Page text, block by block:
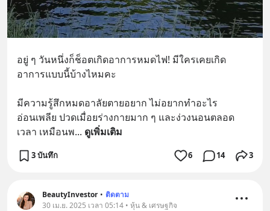
อยู่ ๆ วันหนึ่งก็ช็อตเกิดอาการหมดไฟ! มีใครเคยเกิด
อาการแบบนี้บ้างไหมคะ
มีความรู้สึกหมดอาลัยตายอยาก ไม่อยากทำอะไร
อ่อนเพลีย ปวดเมื่อยร่างกายมาก ๆ และง่วงนอนตลอด
เวลา เหมือนพ... ดูเพิ่มเติม
3 บันทึก 6 14 3
BeautyInvestor • ติดตาม
30 เม.ย. 2025 เวลา 05:14 • หุ้น & เศรษฐกิจ